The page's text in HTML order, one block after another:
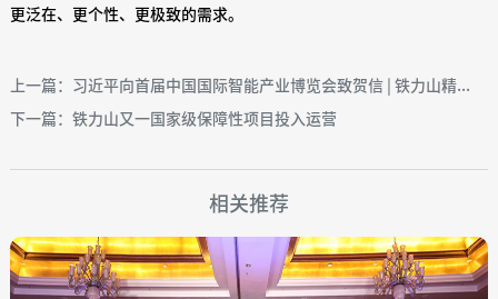
更泛在、更个性、更极致的需求。
上一篇：习近平向首届中国国际智能产业博览会致贺信 | 铁力山精...
下一篇：铁力山又一国家级保障性项目投入运营
相关推荐